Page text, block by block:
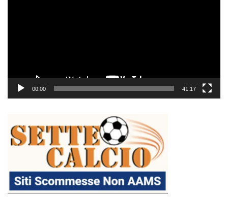
00:00 41:17